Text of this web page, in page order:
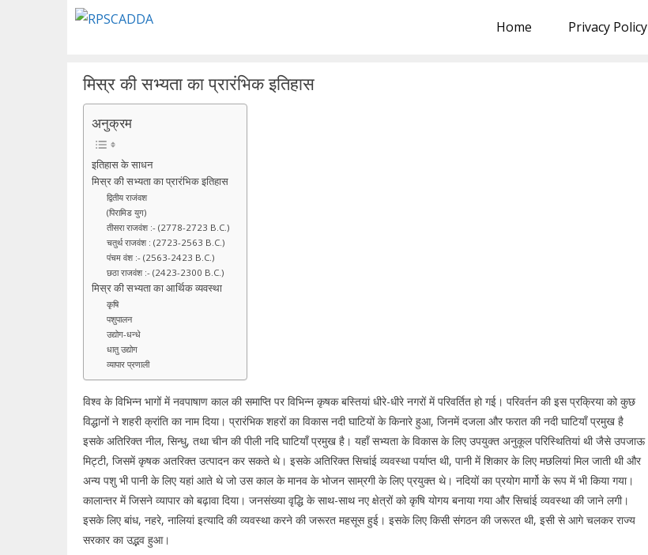
Home Privacy Policy
मिस्र की सभ्यता का प्रारंभिक इतिहास
अनुक्रम
इतिहास के साधन
मिस्र की सभ्यता का प्रारंभिक इतिहास
द्वितीय राजंवश
(पिरामिड युग)
तीसरा राजवंश :- (2778-2723 B.C.)
चतुर्थ राजवंश : (2723-2563 B.C.)
पंचम वंश :- (2563-2423 B.C.)
छठा राजवंश :- (2423-2300 B.C.)
मिस्र की सभ्यता का आर्थिक व्यवस्था
कृषि
पशुपालन
उद्योग-धन्धे
धातु उद्योग
व्यापार प्रणाली
विश्व के विभिन्न भागों में नवपाषाण काल की समाप्ति पर विभिन्न कृषक बस्तियां धीरे-धीरे नगरों में परिवर्तित हो गई। परिवर्तन की इस प्रक्रिया को कुछ
विद्धानों ने शहरी क्रांति का नाम दिया। प्रारंभिक शहरों का विकास नदी घाटियों के किनारे हुआ, जिनमें दजला और फरात की नदी घाटियाँ प्रमुख है
इसके अतिरिक्त नील, सिन्धु, तथा चीन की पीली नदि घाटियाँ प्रमुख है। यहाँ सभ्यता के विकास के लिए उपयुक्त अनुकूल परिस्थितियां थी जैसे उपजाऊ
मिट्टी, जिसमें कृषक अतरिक्त उत्पादन कर सकते थे। इसके अतिरिक्त सिचांई व्यवस्था पर्याप्त थी, पानी में शिकार के लिए मछलियां मिल जाती थी और
अन्य पशु भी पानी के लिए यहां आते थे जो उस काल के मानव के भोजन साम्रगी के लिए प्रयुक्त थे। नदियों का प्रयोग मार्गो के रूप में भी किया गया।
कालान्तर में जिसने व्यापार को बढ़ावा दिया। जनसंख्या वृद्धि के साथ-साथ नए क्षेत्रों को कृषि योगय बनाया गया और सिचांई व्यवस्था की जाने लगी।
इसके लिए बांध, नहरे, नालियां इत्यादि की व्यवस्था करने की जरूरत महसूस हुई। इसके लिए किसी संगठन की जरूरत थी, इसी से आगे चलकर राज्य
सरकार का उद्भव हुआ।